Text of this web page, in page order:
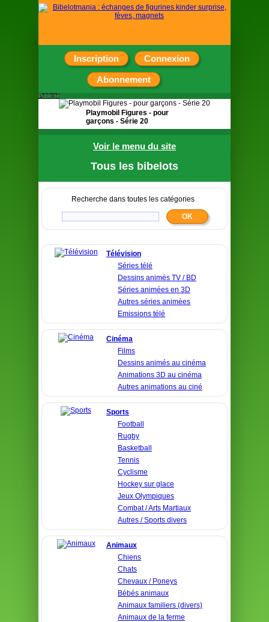
Inscription Connexion
Abonnement
Voir le menu du site
Tous les bibelots
Recherche dans toutes les catégories
Télévision
Séries télé
Dessins animés TV / BD
Séries animées en 3D
Autres séries animées
Emissions télé
Cinéma
Films
Dessins animés au cinéma
Animations 3D au cinéma
Autres animations au ciné
Sports
Football
Rugby
Basketball
Tennis
Cyclisme
Hockey sur glace
Jeux Olympiques
Combat / Arts Martiaux
Autres / Sports divers
Animaux
Chiens
Chats
Chevaux / Poneys
Bébés animaux
Animaux familiers (divers)
Animaux de la ferme
Publicité
Playmobil Figures - pour
garçons - Série 20
une figurine